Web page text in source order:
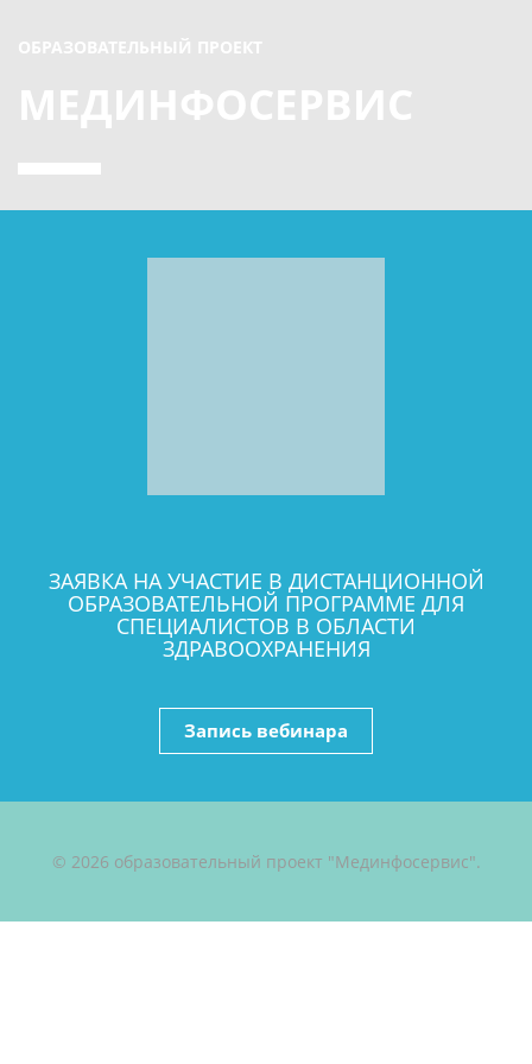
ОБРАЗОВАТЕЛЬНЫЙ ПРОЕКТ
МЕДИНФОСЕРВИС
ЗАЯВКА НА УЧАСТИЕ В ДИСТАНЦИОННОЙ
ОБРАЗОВАТЕЛЬНОЙ ПРОГРАММЕ ДЛЯ
СПЕЦИАЛИСТОВ В ОБЛАСТИ
ЗДРАВООХРАНЕНИЯ
Запись вебинара
© 2026 образовательный проект "Мединфосервис".